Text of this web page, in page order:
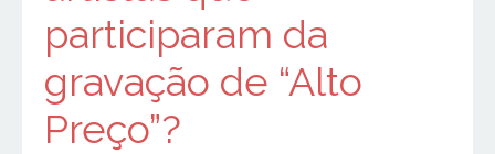
participaram da
gravação de “Alto
Preço”?